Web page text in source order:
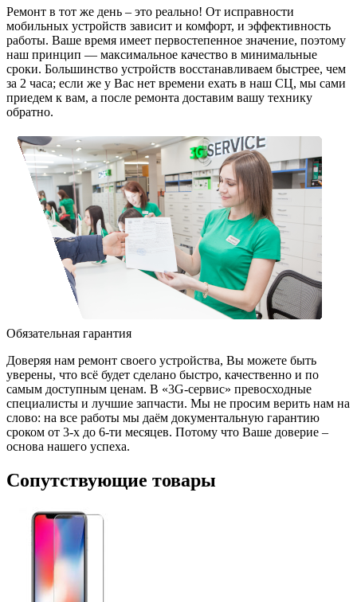
Ремонт в тот же день – это реально! От исправности
мобильных устройств зависит и комфорт, и эффективность
работы. Ваше время имеет первостепенное значение, поэтому
наш принцип — максимальное качество в минимальные
сроки. Большинство устройств восстанавливаем быстрее, чем
за 2 часа; если же у Вас нет времени ехать в наш СЦ, мы сами
приедем к вам, а после ремонта доставим вашу технику
обратно.
Обязательная гарантия
Доверяя нам ремонт своего устройства, Вы можете быть
уверены, что всё будет сделано быстро, качественно и по
самым доступным ценам. В «3G-сервис» превосходные
специалисты и лучшие запчасти. Мы не просим верить нам на
слово: на все работы мы даём документальную гарантию
сроком от 3-х до 6-ти месяцев. Потому что Ваше доверие –
основа нашего успеха.
Сопутствующие товары